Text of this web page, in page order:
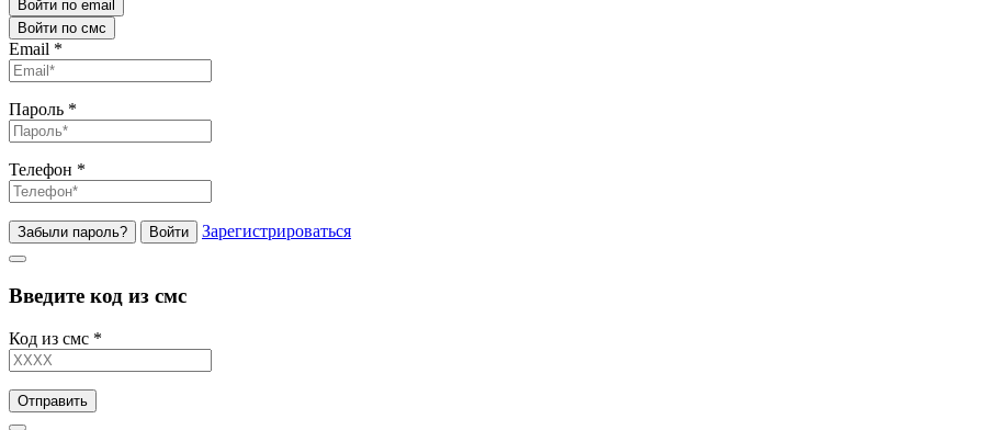
Войти по email
Войти по смс
Email *
Пароль *
Телефон *
Забыли пароль? Войти Зарегистрироваться
Введите код из смс
Код из смс *
Отправить